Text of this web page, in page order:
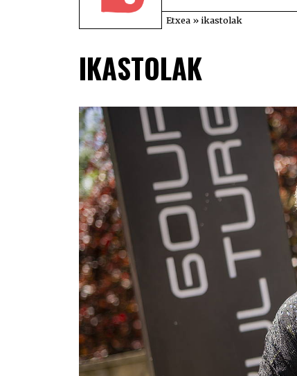
Etxea » ikastolak
IKASTOLAK